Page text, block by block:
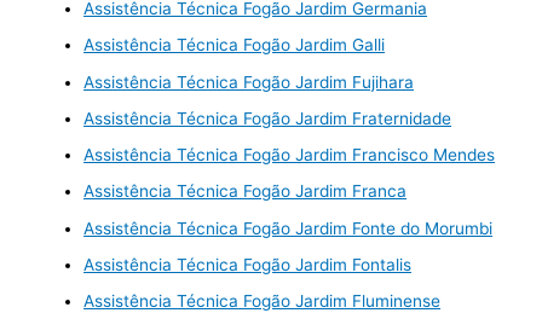
Assistência Técnica Fogão Jardim Germania
Assistência Técnica Fogão Jardim Galli
Assistência Técnica Fogão Jardim Fujihara
Assistência Técnica Fogão Jardim Fraternidade
Assistência Técnica Fogão Jardim Francisco Mendes
Assistência Técnica Fogão Jardim Franca
Assistência Técnica Fogão Jardim Fonte do Morumbi
Assistência Técnica Fogão Jardim Fontalis
Assistência Técnica Fogão Jardim Fluminense